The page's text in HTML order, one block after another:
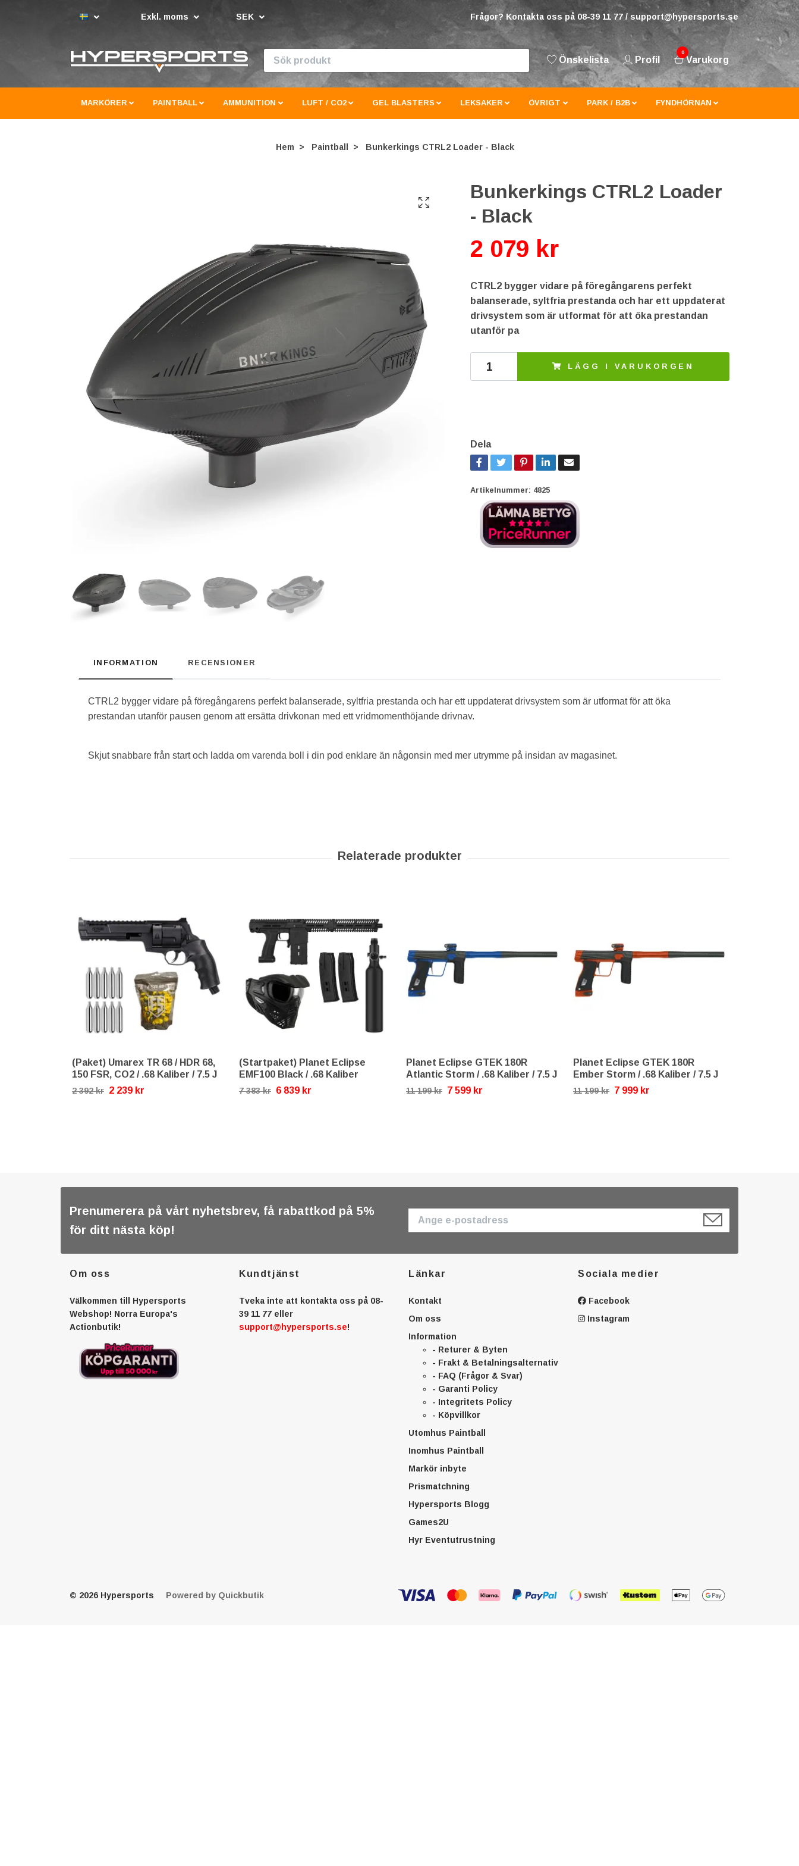
Exkl. moms SEK Frågor? Kontakta oss på 08-39 11 77 / support@hypersports.se
Önskelista Profil
0
Varukorg
MARKÖRER PAINTBALL AMMUNITION LUFT / CO2 GEL BLASTERS LEKSAKER ÖVRIGT PARK / B2B FYNDHÖRNAN
Hem Paintball Bunkerkings CTRL2 Loader - Black
Bunkerkings CTRL2 Loader
- Black
2 079 kr
CTRL2 bygger vidare på föregångarens perfekt
balanserade, syltfria prestanda och har ett uppdaterat
drivsystem som är utformat för att öka prestandan
utanför pa
LÄGG I VARUKORGEN
Dela
Artikelnummer: 4825
INFORMATION RECENSIONER
CTRL2 bygger vidare på föregångarens perfekt balanserade, syltfria prestanda och har ett uppdaterat drivsystem som är utformat för att öka
prestandan utanför pausen genom att ersätta drivkonan med ett vridmomenthöjande drivnav.
Skjut snabbare från start och ladda om varenda boll i din pod enklare än någonsin med mer utrymme på insidan av magasinet.
(Paket) Umarex TR 68 / HDR 68,
150 FSR, CO2 / .68 Kaliber / 7.5 J
2 392 kr 2 239 kr
(Startpaket) Planet Eclipse
EMF100 Black / .68 Kaliber
7 383 kr 6 839 kr
Planet Eclipse GTEK 180R
Atlantic Storm / .68 Kaliber / 7.5 J
11 199 kr 7 599 kr
Planet Eclipse GTEK 180R
Ember Storm / .68 Kaliber / 7.5 J
11 199 kr 7 999 kr
Prenumerera på vårt nyhetsbrev, få rabattkod på 5%
för ditt nästa köp!
Om oss
Välkommen till Hypersports
Webshop! Norra Europa's
Actionbutik!
Kundtjänst
Tveka inte att kontakta oss på 08-
39 11 77 eller
support@hypersports.se!
Länkar
Kontakt
Om oss
Information
- Returer & Byten
- Frakt & Betalningsalternativ
- FAQ (Frågor & Svar)
- Garanti Policy
- Integritets Policy
- Köpvillkor
Utomhus Paintball
Inomhus Paintball
Markör inbyte
Prismatchning
Hypersports Blogg
Games2U
Hyr Eventutrustning
Sociala medier
Facebook
Instagram
© 2026 Hypersports Powered by Quickbutik